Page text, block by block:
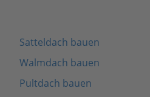
Satteldach bauen
Walmdach bauen
Pultdach bauen